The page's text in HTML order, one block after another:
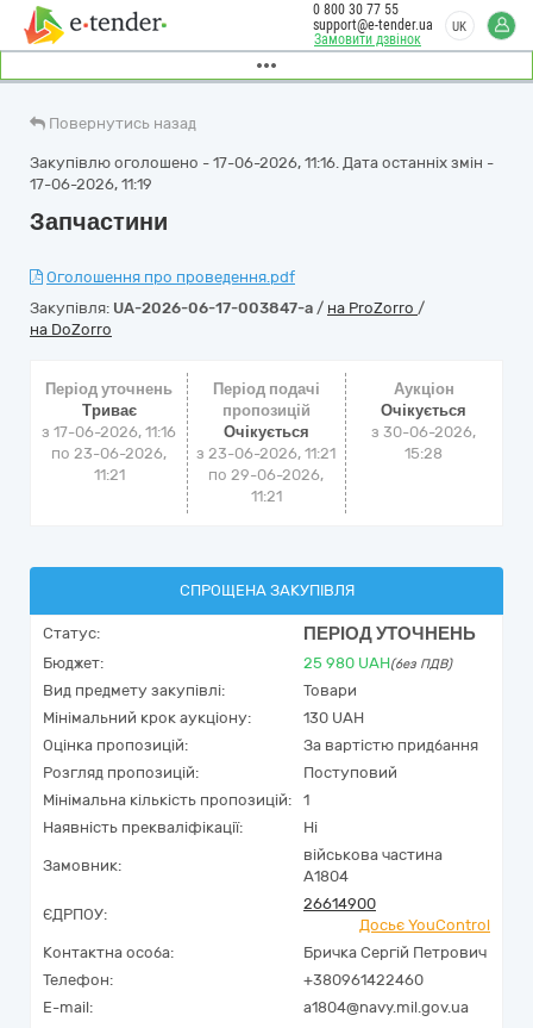
Замовити дзвінок
0 800 30 77 55
support@e-tender.ua
UK
Повернутись назад
Закупівлю оголошено - 17-06-2026, 11:16. Дата останніх змін -
17-06-2026, 11:19
Запчастини
Оголошення про проведення.pdf
Закупівля: UA-2026-06-17-003847-a / на ProZorro /
на DoZorro
Період уточнень
Триває
з 17-06-2026, 11:16
по 23-06-2026,
11:21
Період подачі
пропозицій
Очікується
з 23-06-2026, 11:21
по 29-06-2026,
11:21
Аукціон
Очікується
з30-06-2026,
15:28
СПРОЩЕНА ЗАКУПІВЛЯ
Статус: ПЕРІОД УТОЧНЕНЬ
Бюджет: 25 980 UAH(без ПДВ)
Вид предмету закупівлі:
Товари
Мінімальний крок аукціону:
130 UAH
Оцінка пропозицій:
За вартістю придбання
Розгляд пропозицій:
Поступовий
Мінімальна кількість пропозицій:
1
Наявність прекваліфікації:
Ні
Замовник:
військова частина
А1804
ЄДРПОУ:
26614900
Досьє YouControl
Контактна особа:
Бричка Сергій Петрович
Телефон:
+380961422460
E-mail:
a1804@navy.mil.gov.ua